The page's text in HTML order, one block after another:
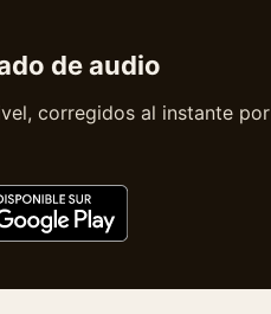
de audio
corregidos al instante por